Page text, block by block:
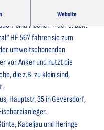
Website
fair und nachhaltig
sind Fischer in der 5. bzw.
HF 567 fahren sie zum
umweltschonenden
vor Anker und nutzt die
die z.B. zu klein sind,
Hauptstr. 35 in Geversdorf,
Kabeljau und Heringe